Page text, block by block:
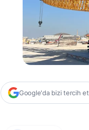
Google'da bizi tercih et